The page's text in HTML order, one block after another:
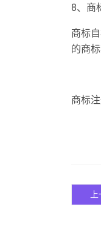
8、商
商标
的商
商标